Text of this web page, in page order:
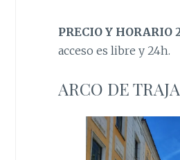
PRECIO Y HORARIO
acceso es libre y 24h.
ARCO DE